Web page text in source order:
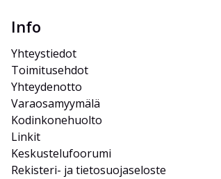
Info
Yhteystiedot
Toimitusehdot
Yhteydenotto
Varaosamyymälä
Kodinkonehuolto
Linkit
Keskustelufoorumi
Rekisteri- ja tietosuojaseloste